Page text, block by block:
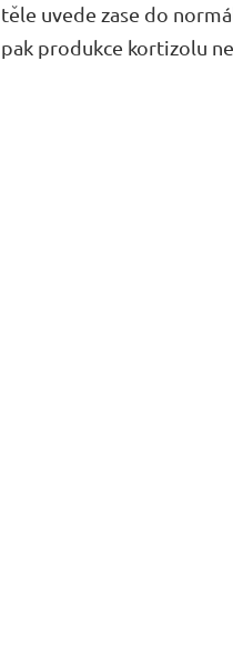
těle uvede zase do
pak produkce kortizolu